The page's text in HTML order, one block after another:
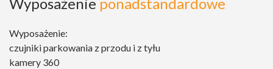
Wyposażenie:
czujniki parkowania z przodu i z tyłu
kamery 360